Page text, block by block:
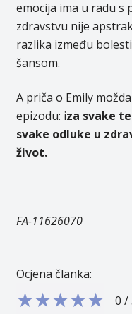
emocija ima u radu s
zdravstvu nije
razlika između
šansom.
A priča o Emily
epizodu: iza svake
svake odluke u
život.
FA-11626070
Ocjena članka:
★★★★★ 0 /